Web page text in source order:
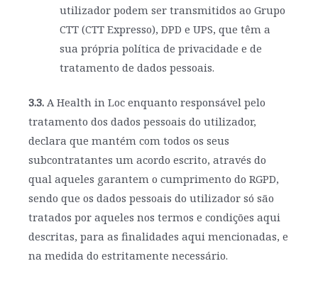
utilizador podem ser transmitidos ao Grupo
CTT (CTT Expresso), DPD e UPS, que têm a
sua própria política de privacidade e de
tratamento de dados pessoais.
3.3. A Health in Loc enquanto responsável pelo
tratamento dos dados pessoais do utilizador,
declara que mantém com todos os seus
subcontratantes um acordo escrito, através do
qual aqueles garantem o cumprimento do RGPD,
sendo que os dados pessoais do utilizador só são
tratados por aqueles nos termos e condições aqui
descritas, para as finalidades aqui mencionadas, e
na medida do estritamente necessário.